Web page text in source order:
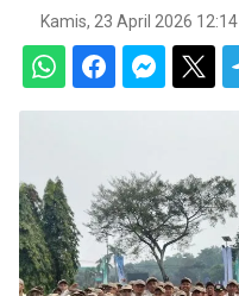
Kamis, 23 April 2026 12:14